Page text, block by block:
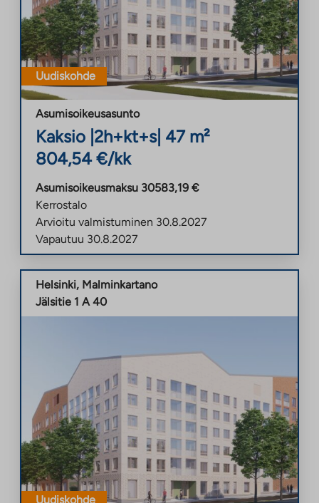
Uudiskohde
Asumisoikeusasunto
Kaksio 2h+kt+s| 47 m²
804,54 €/kk
Asumisoikeusmaksu 30583,19 €
Kerrostalo
Arvioitu valmistuminen 30.8.2027
Vapautuu 30.8.2027
Helsinki, Malminkartano
Jälsitie 1 A 40
Uudiskohde